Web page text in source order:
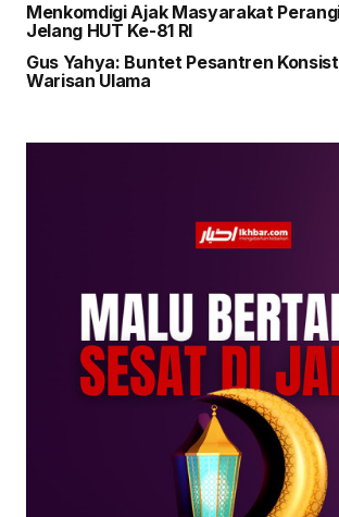
Menkomdigi Ajak Masyarakat
Jelang HUT Ke-81 RI
Gus Yahya: Buntet Pesantren
Warisan Ulama